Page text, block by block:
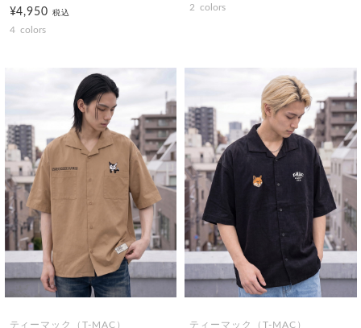
¥4,950税込
4 colors
2 colors
ティーマック（T-MAC）
ティーマック（T-MAC）